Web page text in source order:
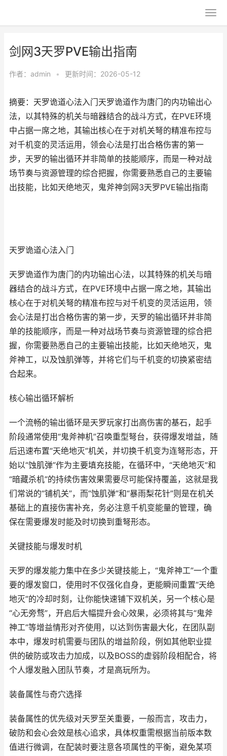
剑网3天罗PVE输出指南
作者： admin • 更新时间：2026-05-12
摘要：天罗诡道心法入门天罗诡道作为唐门的内功输出心
法，以其特殊的机关与暗器结合的战斗方式，在PVE环境
中占据一席之地，其输出核心在于对机关弩的精准布控与
对千机变的灵活运用，领会心法是打出合格伤害的第一
步，天罗的输出循环并非简单的技能顺序，而是一种对战
场节奏与资源管理的综合把握，你需要熟悉自己的主要输
出技能，比如天绝地灭，鬼斧神剑网3天罗PVE输出指南
天罗诡道心法入门
天罗诡道作为唐门的内功输出心法，以其特殊的机关与暗
器结合的战斗方式，在PVE环境中占据一席之地，其输出
核心在于对机关弩的精准布控与对千机变的灵活运用，领
会心法是打出合格伤害的第一步，天罗的输出循环并非简
单的技能顺序，而是一种对战场节奏与资源管理的综合把
握，你需要熟悉自己的主要输出技能，比如天绝地灭，鬼
斧神工，以及蚀肌弹等，并将它们与千机变的切换紧密结
合起来。
核心输出循环解析
一个流畅的输出循环是天罗玩家打出高伤害的基石，起手
阶段通常使用“鬼斧神机”召唤重型弩台，获得爆发增益，随
后迅速布置“天绝地灭”机关，并切换千机变为连弩形态，开
始以“蚀肌弹”作为主要填充技能，在循环中，“天绝地灭”和
“暗藏杀机”的持续伤害效果需要尽可能保持覆盖，这就是我
们常说的“铺机关”，而“蚀肌弹”和“暴雨梨花针”则是在机关
基础上的直接伤害补充，务必注意千机变能量的管理，确
保在需要爆发时能及时切换到重弩形态。
关键技能与爆发时机
天罗的爆发能力集中在多少关键技能上，“鬼斧神工”一个重
要的爆发窗口，使用时不仅强化自身，更能瞬间重置“天绝
地灭”的冷却时刻，让你能快速铺下双机关，另一个核心是
“心无旁骛”，开启后大幅提升会心效果，必须将其与“鬼斧
神工”等增益情形对齐使用，以达到伤害最大化，在团队副
本中，爆发时机需要与团队的增益阶段，例如其他职业提
供的破防或攻击力加成，以及BOSS的虚弱阶段相配合，将
个人爆发融入团队节奏，才是高玩所为。
装备属性与奇穴选择
装备属性的优先级对天罗至关重要，一般而言，攻击力，
破防和会心会效是核心追求，具体权重需根据当前版本数
值进行微调，在配装时要注意各项属性的平衡，避免某项